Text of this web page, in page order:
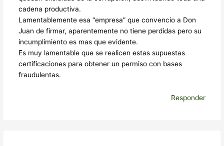
cadena productiva.
Lamentablemente esa “empresa” que convencio a Don
Juan de firmar, aparentemente no tiene perdidas pero su
incumplimiento es mas que evidente.
Es muy lamentable que se realicen estas supuestas
certificaciones para obtener un permiso con bases
fraudulentas.
Responder